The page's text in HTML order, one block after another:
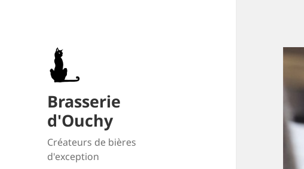
Brasserie
d'Ouchy
Créateurs de bières
d'exception